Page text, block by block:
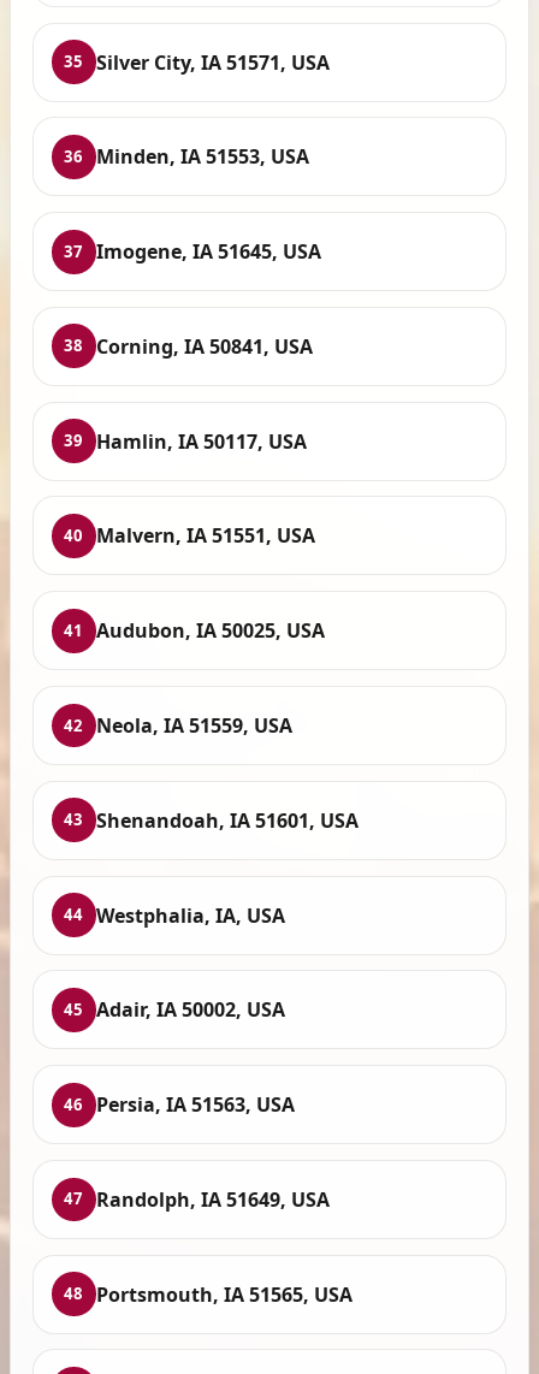
35 Silver City, IA 51571, USA
36 Minden, IA 51553, USA
37 Imogene, IA 51645, USA
38 Corning, IA 50841, USA
39 Hamlin, IA 50117, USA
40 Malvern, IA 51551, USA
41 Audubon, IA 50025, USA
42 Neola, IA 51559, USA
43 Shenandoah, IA 51601, USA
44 Westphalia, IA, USA
45 Adair, IA 50002, USA
46 Persia, IA 51563, USA
47 Randolph, IA 51649, USA
48 Portsmouth, IA 51565, USA